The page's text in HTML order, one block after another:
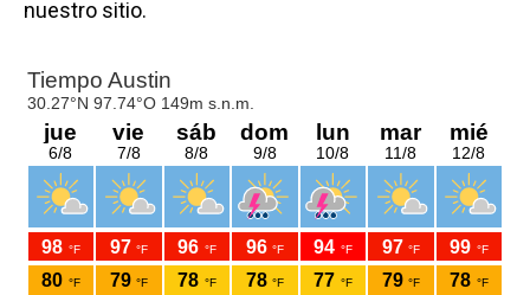
nuestro sitio.